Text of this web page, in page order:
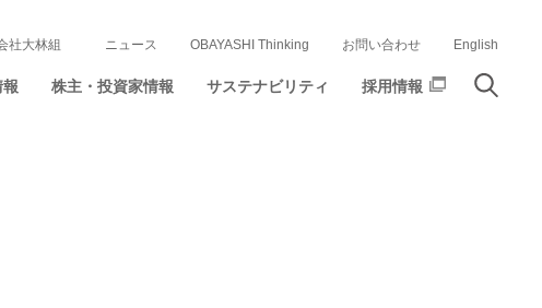
株主・投資家情報 サステナビリティ 採用情報
社大林組 ニュース OBAYASHI Thinking お問い合わせ English